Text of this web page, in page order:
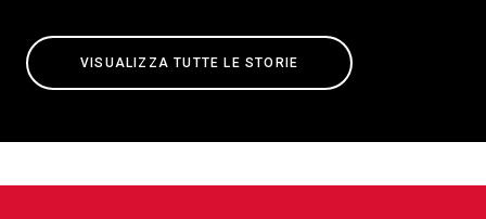
VISUALIZZA TUTTE LE STORIE